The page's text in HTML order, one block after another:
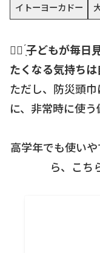
イトーヨーカドー
☝🏻 ̖́子どもが毎日
たくなる気持ちは
ただし、防災頭
に、非常時に使う
高学年でも使い
ら、こち